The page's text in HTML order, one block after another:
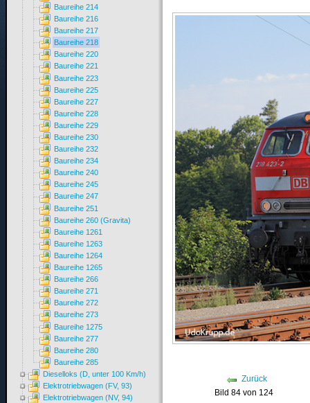
Zurück
Bild 84 von 124
Baureihe 214
Baureihe 216
Baureihe 217
Baureihe 218
Baureihe 220
Baureihe 221
Baureihe 223
Baureihe 225
Baureihe 227
Baureihe 228
Baureihe 229
Baureihe 230
Baureihe 232
Baureihe 234
Baureihe 240
Baureihe 245
Baureihe 247
Baureihe 251
Baureihe 260 (Gravita)
Baureihe 1261
Baureihe 1263
Baureihe 1264
Baureihe 1265
Baureihe 266
Baureihe 271
Baureihe 272
Baureihe 273
Baureihe 1275
Baureihe 277
Baureihe 280
Baureihe 285
Dieselloks (D, unter 100 Km/h)
Elektrotriebwagen (FV, 93)
Elektrotriebwagen (NV, 94)